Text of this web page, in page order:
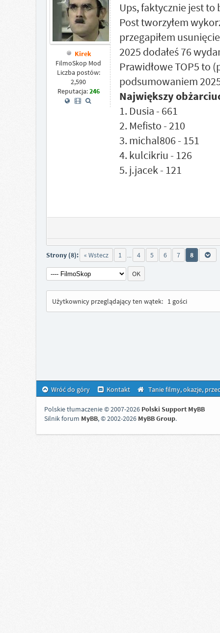
Kirek
FilmoSkop Mod
Liczba postów:
2,590
Reputacja:246
Ups, faktycznie jest to
Post tworzyłem
przegapiłem
2025 dodałeś 76
Prawidłowe TOP5 to
podsumowaniem
Największy
1. Dusia - 661
2. Mefisto - 210
3. michal806 - 151
4. kulcikriu - 126
5. j.jacek - 121
Strony (8): « Wstecz 1 ... 4 5 6 7 8
Użytkownicy przeglądający ten wątek: 1 gości
Wróć do góry Kontakt Tanie filmy, okazje,
Polskie tłumaczenie © 2007-2026 Polski Support MyBB
Silnik forum MyBB, © 2002-2026 MyBB Group.